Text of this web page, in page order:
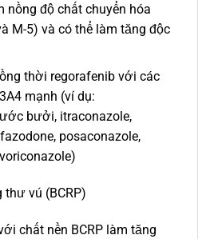
nồng độ chất chuyển hóa
M-5) và có thể làm tăng độc
thời regorafenib với các
mạnh (ví dụ:
bưởi, itraconazole,
posaconazole,
thư vú (BCRP)
chất nền BCRP làm tăng